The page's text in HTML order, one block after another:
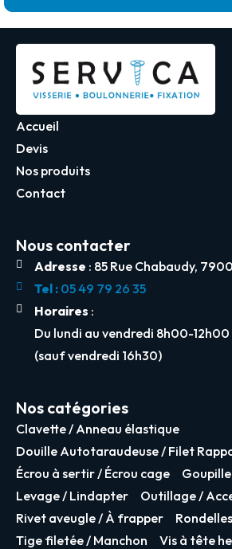
Accueil
Devis
Nos produits
Contact
Nous contacter
Adresse : 85 Rue Chabaudy,
Tel :05 49 79 26 35
Horaires :
Du lundi au vendredi 8h00-
(sauf vendredi 16h30)
Nos catégories
Clavette / Anneau élastique
Douille Autotaraudeuse / Filet
Écrou à sertir / Écrou cage
Levage / Lindapter
Outillage /
Rivet aveugle / À frapper
Rondelles
Tige filetée / Manchon
Vis à tête